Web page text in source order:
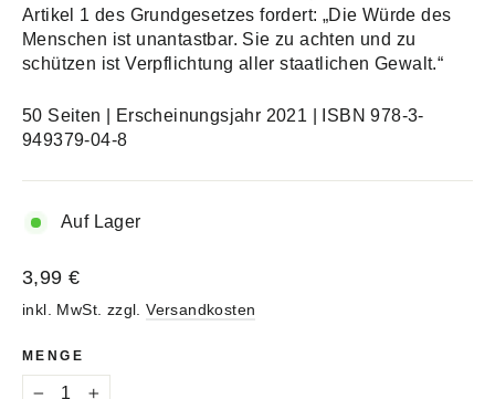
Artikel 1 des Grundgesetzes fordert: „Die Würde des
Menschen ist unantastbar. Sie zu achten und zu
schützen ist Verpflichtung aller staatlichen Gewalt.“
50 Seiten | Erscheinungsjahr 2021 | ISBN 978-3-
949379-04-8
Auf Lager
Normaler
3,99 €
inkl. MwSt. zzgl.Versandkosten
MENGE